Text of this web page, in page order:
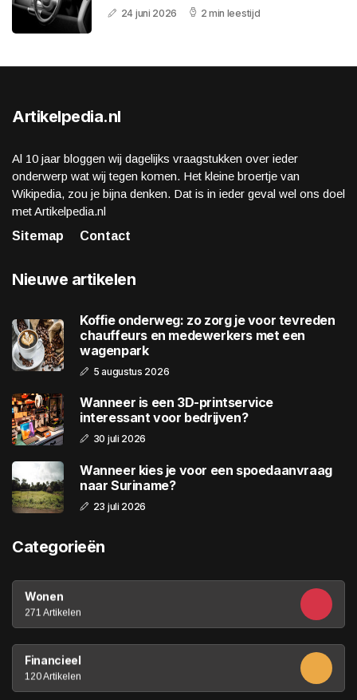
24 juni 2026 2 min leestijd
Artikelpedia.nl
Al 10 jaar bloggen wij dagelijks vraagstukken over ieder
onderwerp wat wij tegen komen. Het kleine broertje van
Wikipedia, zou je bijna denken. Dat is in ieder geval wel ons doel
met Artikelpedia.nl
Sitemap
Contact
Nieuwe artikelen
Koffie onderweg: zo zorg je voor tevreden
chauffeurs en medewerkers met een
wagenpark
5 augustus 2026
Wanneer is een 3D-printservice
interessant voor bedrijven?
30 juli 2026
Wanneer kies je voor een spoedaanvraag
naar Suriname?
23 juli 2026
Categorieën
Wonen
271 Artikelen
Financieel
120 Artikelen